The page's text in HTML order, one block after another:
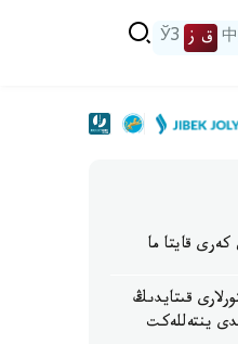
ق ز ЎЗ
كەرى قايتا ما
قىتايدىڭ
ينتەللەكت